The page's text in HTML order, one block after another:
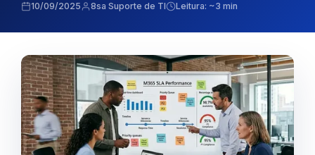
10/09/2025 8sa Suporte de TI Leitura: ~3 min